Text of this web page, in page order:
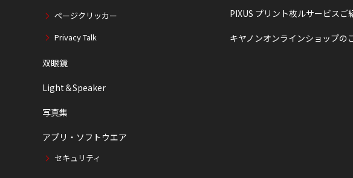
ページクリッカー
Privacy Talk
双眼鏡
Light＆Speaker
写真集
アプリ・ソフトウエア
セキュリティ
PIXUS プリント枚ルサービスご
キヤノンオンラインショップの